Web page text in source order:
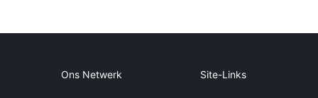
Ons Netwerk Site-Links